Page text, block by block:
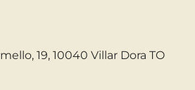
19, 10040 Villar Dora TO